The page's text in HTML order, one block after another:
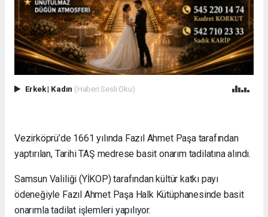
Erkek| Kadın (Haberi Sesli Oku)
Vezirköprü’de 1661 yılında Fazıl Ahmet Paşa tarafından
yaptırılan, Tarihi TAŞ medrese basit onarım tadilatına alındı.
Samsun Valiliği (YİKOP) tarafından kültür katkı payı
ödeneğiyle Fazıl Ahmet Paşa Halk Kütüphanesinde basit
onarımla tadilat işlemleri yapılıyor.